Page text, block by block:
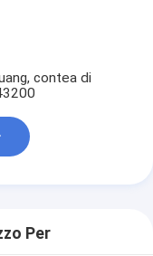
contea di
Per